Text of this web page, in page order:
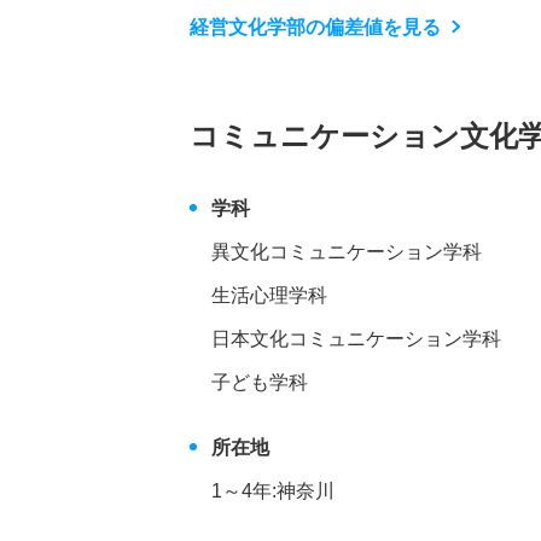
経営文化学部の偏差値を見る
コミュニケーション文化
学科
異文化コミュニケーション学科
生活心理学科
日本文化コミュニケーション学科
子ども学科
所在地
1～4年:神奈川